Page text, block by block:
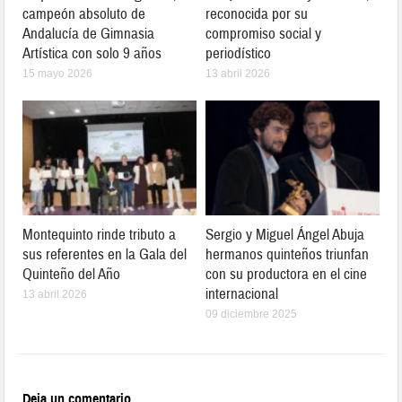
campeón absoluto de
Andalucía de Gimnasia
Artística con solo 9 años
15 mayo 2026
reconocida por su
compromiso social y
periodístico
13 abril 2026
Montequinto rinde tributo a
sus referentes en la Gala del
Quinteño del Año
13 abril 2026
Sergio y Miguel Ángel Abuja
hermanos quinteños triunfan
con su productora en el cine
internacional
09 diciembre 2025